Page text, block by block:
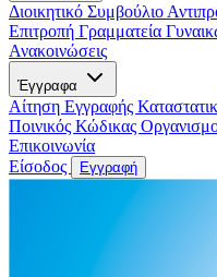
Διοικητικό Συμβούλιο
Επιτροπή Γραμματεία
Ανακοινώσεις
Έγγραφα
Αίτηση Εγγραφής
Ποινικός Κώδικας
Επικοινωνία
Είσοδος
Εγγραφή